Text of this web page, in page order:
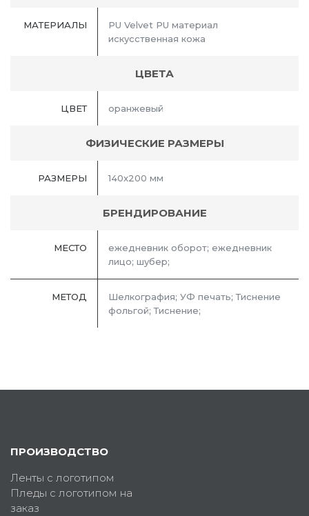
МАТЕРИАЛЫ
PU Velvet PU материал
искусственная кожа
ЦВЕТА
ЦВЕТ оранжевый
ФИЗИЧЕСКИЕ РАЗМЕРЫ
РАЗМЕРЫ 140x200 мм
БРЕНДИРОВАНИЕ
МЕСТО
ежедневник оборот; ежедневник
лицо; шубер;
МЕТОД
Шелкография; УФ печать; Тиснение
фольгой; Тиснение;
ПРОИЗВОДСТВО
Ленты с логотипом
Пледы с логотипом на
заказ